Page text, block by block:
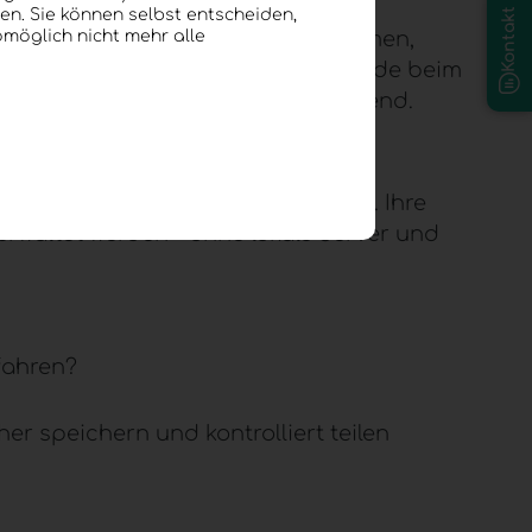
Kontakt
Dazu gehören Unternehmen,
und Vertraulichkeit. Gerade beim
entscheidend.
Nutzung miteinander verbindet. Ihre
werden – ohne lokale Server und
speichern und kontrolliert teilen
Sie können selbst entscheiden,
nicht mehr alle